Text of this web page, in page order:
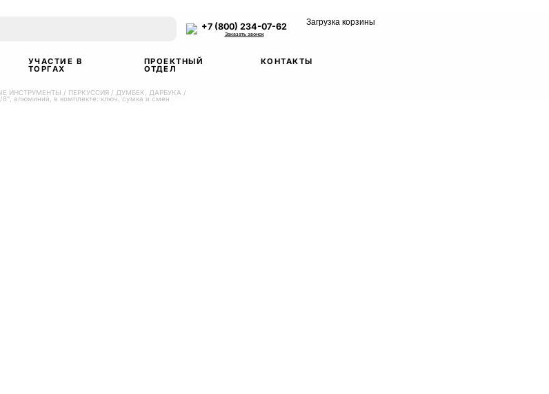
+7 (800) 234-07-62
Заказать звонок
Загрузка корзины
УЧАСТИЕ В
ТОРГАХ
ПРОЕКТНЫЙ
ОТДЕЛ
КОНТАКТЫ
ИНСТРУМЕНТЫ / ПЕРКУССИЯ / ДУМБЕК, ДАРБУКА /
8", алюминий, в комплекте: ключ, сумка и смен